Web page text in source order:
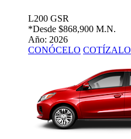
L200 GSR
*Desde $868,900 M.N.
Año: 2026
CONÓCELO COTÍZALO